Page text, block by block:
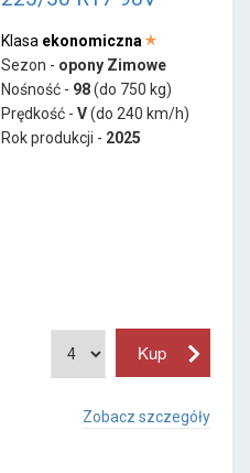
Klasa ekonomiczna
Sezon - opony Zimowe
Nośność - 98(do 750 kg)
Prędkość - V(do 240 km/h)
Rok produkcji - 2025
Zobacz szczegóły